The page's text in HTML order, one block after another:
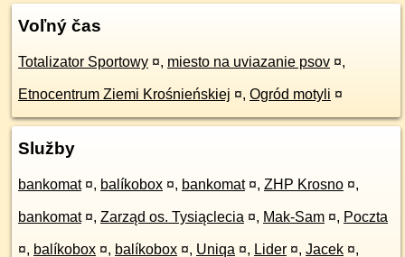
Voľný čas
Totalizator Sportowy ¤, miesto na uviazanie psov ¤,
Etnocentrum Ziemi Krośnieńskiej ¤, Ogród motyli ¤
Služby
bankomat ¤, balíkobox ¤, bankomat ¤, ZHP Krosno ¤,
bankomat ¤, Zarząd os. Tysiąclecia ¤, Mak-Sam ¤, Poczta
¤, balíkobox ¤, balíkobox ¤, Uniqa ¤, Lider ¤, Jacek ¤,